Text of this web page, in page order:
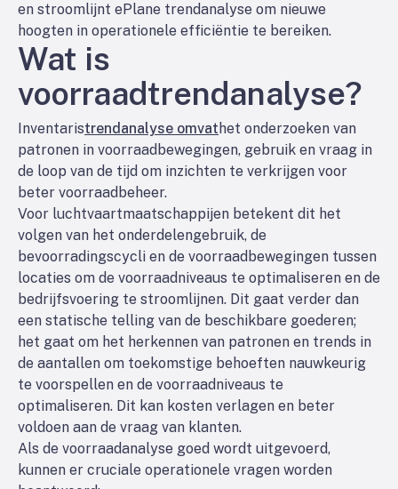
en stroomlijnt ePlane trendanalyse om nieuwe
hoogten in operationele efficiëntie te bereiken.
Wat is
voorraadtrendanalyse?
Inventaristrendanalyse omvat het onderzoeken van
patronen in voorraadbewegingen, gebruik en vraag in
de loop van de tijd om inzichten te verkrijgen voor
beter voorraadbeheer.
Voor luchtvaartmaatschappijen betekent dit het
volgen van het onderdelengebruik, de
bevoorradingscycli en de voorraadbewegingen tussen
locaties om de voorraadniveaus te optimaliseren en de
bedrijfsvoering te stroomlijnen. Dit gaat verder dan
een statische telling van de beschikbare goederen;
het gaat om het herkennen van patronen en trends in
de aantallen om toekomstige behoeften nauwkeurig
te voorspellen en de voorraadniveaus te
optimaliseren. Dit kan kosten verlagen en beter
voldoen aan de vraag van klanten.
Als de voorraadanalyse goed wordt uitgevoerd,
kunnen er cruciale operationele vragen worden